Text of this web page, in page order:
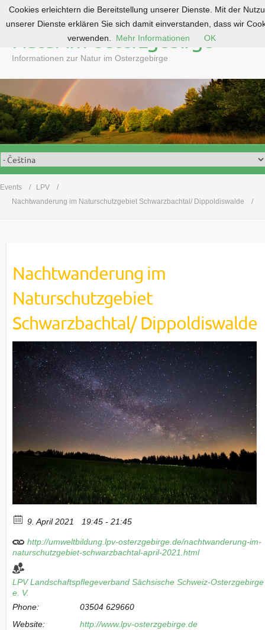
o
c
o
n
t
e
n
Natur im Osterzgebirge
Informationen zur Natur im Osterzgebirge
Events
LPV
Nachtwanderung im Naturschutzgebiet Schwarzbachtal/ Dippoldiswalde
Nachtwanderung im
Naturschutzgebiet
Schwarzbachtal/ Dippoldiswalde
9. April 2021 19:45 - 21:45
http://umweltbildung.lpv-osterzgebirge.de/nachtwanderung-im-
naturschutzgebiet-schwarzbachtal-april-2021.html
LPV Landschaftspflegeverband Sächsische Schweiz-Osterzgebirge
e. V.
Phone:
03504 629660
Website:
http://www.lpv-osterzgebirge.de
Cookies erleichtern die Bereitstellung unserer Dienste. Mit der
unserer Dienste erklären Sie sich damit einverstanden, dass wir
verwenden.
Mehr Informationen OK